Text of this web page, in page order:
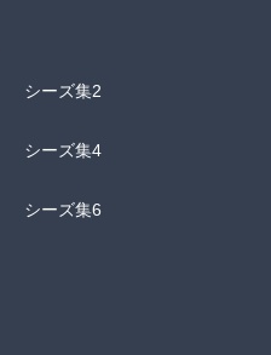
シーズ集2
シーズ集4
シーズ集6